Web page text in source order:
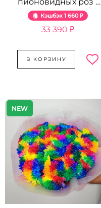
51 шт.
Кэшбэк 1 660 ₽
33 390 ₽
В КОРЗИНУ
NEW